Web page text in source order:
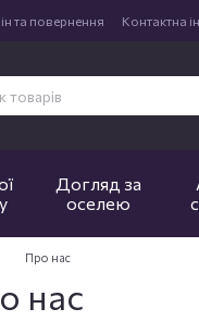
та повернення Контактна
Догляд за
оселею
Про нас
нас